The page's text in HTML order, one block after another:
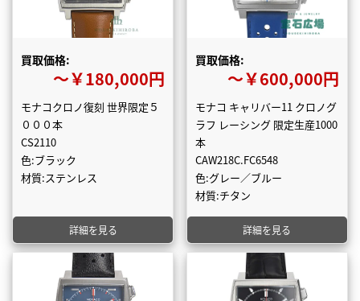
買取価格:
〜￥180,000円
モナコクロノ復刻 世界限定５
０００本
CS2110
色:ブラック
材質:ステンレス
詳細を見る
買取価格:
〜￥600,000円
モナコ キャリバー11 クロノグ
ラフ レーシング 限定生産1000
本
CAW218C.FC6548
色:グレー／ブルー
材質:チタン
詳細を見る